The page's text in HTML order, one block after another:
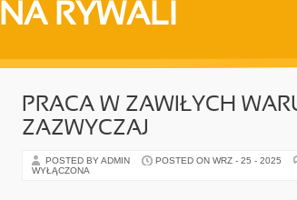
NA RYWALI
PRACA W ZAWIŁYCH
ZAZWYCZAJ
POSTED BY ADMIN POSTED ON WRZ - 25 - 2025
WYŁĄCZONA